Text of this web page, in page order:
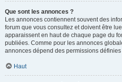
Que sont les annonces ?
Les annonces contiennent souvent des
forum que vous consultez et doivent être
apparaissent en haut de chaque page du
publiées. Comme pour les annonces
annonces dépend des permissions définies
Haut